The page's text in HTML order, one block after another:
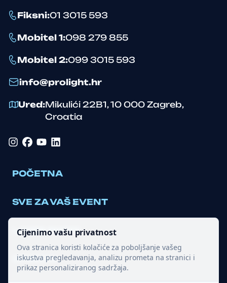
Fiksni:01 3015 593
Mobitel 1:098 279 855
Mobitel 2:099 3015 593
info@prolight.hr
Ured:Mikulići 22B1,10 000 Zagreb,
Croatia
POČETNA
SVE ZA VAŠ EVENT
LASER SHOW
OPREMA
Cijenimo vašu privatnost
Ova stranica koristi kolačiće za poboljšanje vašeg
iskustva pregledavanja, analizu prometa na stranici i
prikaz personaliziranog sadržaja.